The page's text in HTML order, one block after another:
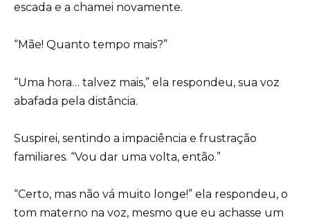
escada e a chamei novamente.
“Mãe! Quanto tempo mais?”
“Uma hora… talvez mais,” ela respondeu, sua voz
abafada pela distância.
Suspirei, sentindo a impaciência e frustração
familiares. “Vou dar uma volta, então.”
“Certo, mas não vá muito longe!” ela respondeu, o
tom materno na voz, mesmo que eu achasse um